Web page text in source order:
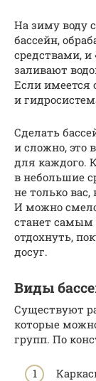
На зиму воду
бассейн,
средствами, и
заливают
Если имеется
и
Сделать
и сложно, это
для каждого.
в небольшие
не только
И можно
станет
отдохнуть,
досуг.
Виды
Существуют
которые
групп. По